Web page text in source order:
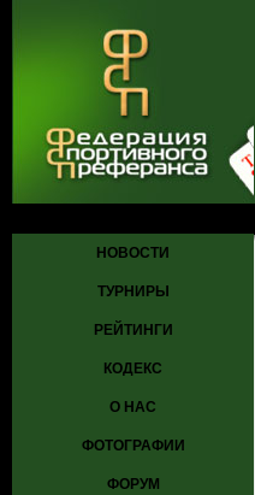
НОВОСТИ
ТУРНИРЫ
РЕЙТИНГИ
КОДЕКС
О НАС
ФОТОГРАФИИ
ФОРУМ